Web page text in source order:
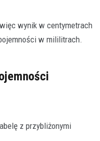
wynik w centymetrach
w mililitrach.
z przybliżonymi